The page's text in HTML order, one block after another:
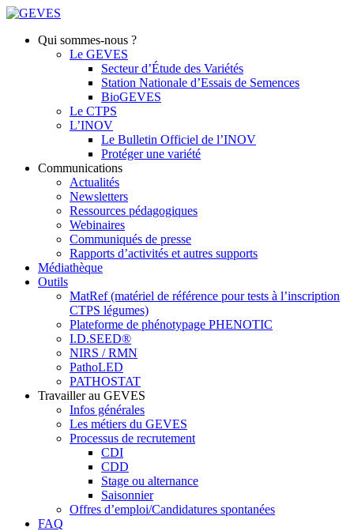
Qui sommes-nous ?
Le GEVES
Secteur d’Étude des Variétés
Station Nationale d’Essais de Semences
BioGEVES
Le CTPS
L’INOV
Le Bulletin Officiel de l’INOV
Protéger une variété
Communications
Actualités
Newsletters
Ressources pédagogiques
Webinaires
Communiqués de presse
Rapports d’activités et autres supports
Médiathèque
Outils
MatRef (matériel de référence pour tests à l’inscription
CTPS légumes)
Plateforme de phénotypage PHENOTIC
I.D.SEED®
NIRS / RMN
PathoLED
PATHOSTAT
Travailler au GEVES
Infos générales
Les métiers du GEVES
Processus de recrutement
CDI
CDD
Stage ou alternance
Saisonnier
Offres d’emploi/Candidatures spontanées
FAQ